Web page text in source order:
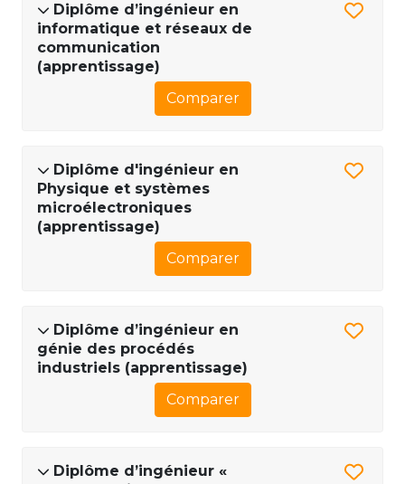
Diplôme d’ingénieur en
informatique et réseaux de
communication
(apprentissage)
Comparer
Diplôme d'ingénieur en
Physique et systèmes
microélectroniques
(apprentissage)
Comparer
Diplôme d’ingénieur en
génie des procédés
industriels (apprentissage)
Comparer
Diplôme d’ingénieur «